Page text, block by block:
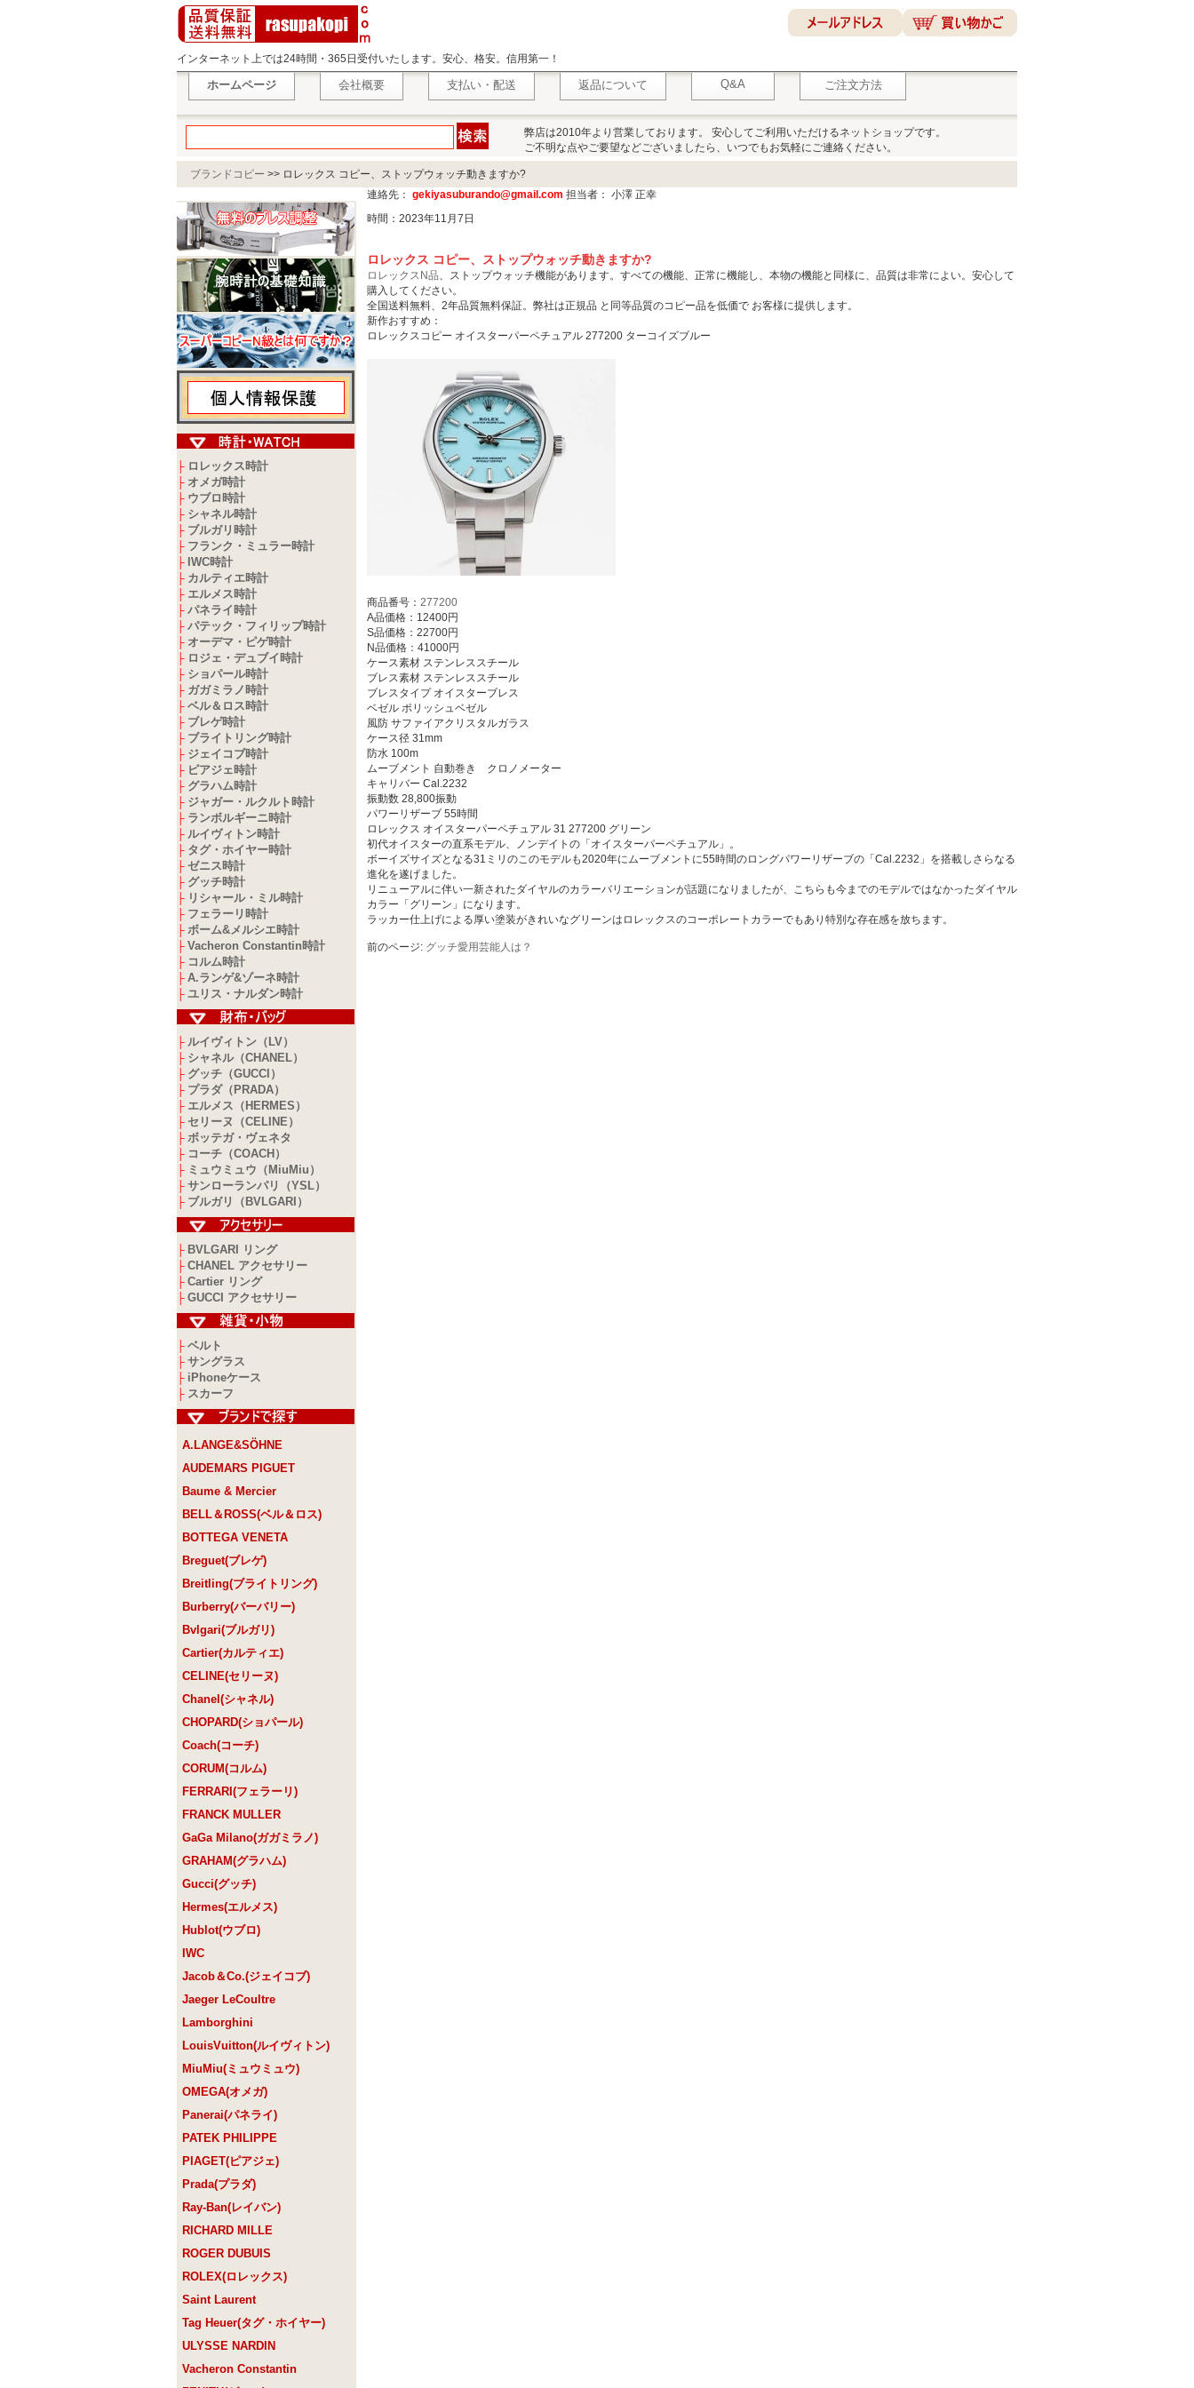
インターネット上では24時間・365日受付いたします。安心、格安。信用第一！
ホームページ 会社概要 支払い・配送 返品について Q&A ご注文方法
弊店は2010年より営業しております。 安心してご利用いただけるネットショップです。
ご不明な点やご要望などございましたら、いつでもお気軽にご連絡ください。
ブランドコピー >> ロレックス コピー、ストップウォッチ動きますか?
├ ロレックス時計
├ オメガ時計
├ ウブロ時計
├ シャネル時計
├ ブルガリ時計
├ フランク・ミュラー時計
├ IWC時計
├ カルティエ時計
├ エルメス時計
├ パネライ時計
├ パテック・フィリップ時計
├ オーデマ・ピゲ時計
├ ロジェ・デュブイ時計
├ ショパール時計
├ ガガミラノ時計
├ ベル＆ロス時計
├ ブレゲ時計
├ ブライトリング時計
├ ジェイコブ時計
├ ピアジェ時計
├ グラハム時計
├ ジャガー・ルクルト時計
├ ランボルギーニ時計
├ ルイヴィトン時計
├ タグ・ホイヤー時計
├ ゼニス時計
├ グッチ時計
├ リシャール・ミル時計
├ フェラーリ時計
├ ボーム&メルシエ時計
├ Vacheron Constantin時計
├ コルム時計
├ A.ランゲ&ゾーネ時計
├ ユリス・ナルダン時計
├ ルイヴィトン（LV）
├ シャネル（CHANEL）
├ グッチ（GUCCI）
├ プラダ（PRADA）
├ エルメス（HERMES）
├ セリーヌ（CELINE）
├ ボッテガ・ヴェネタ
├ コーチ（COACH）
├ ミュウミュウ（MiuMiu）
├ サンローランパリ（YSL）
├ ブルガリ（BVLGARI）
├ BVLGARI リング
├ CHANEL アクセサリー
├ Cartier リング
├ GUCCI アクセサリー
├ ベルト
├ サングラス
├ iPhoneケース
├ スカーフ
A.LANGE&SÖHNE
AUDEMARS PIGUET
Baume & Mercier
BELL＆ROSS(ベル＆ロス)
BOTTEGA VENETA
Breguet(ブレゲ)
Breitling(ブライトリング)
Burberry(バーバリー)
Bvlgari(ブルガリ)
Cartier(カルティエ)
CELINE(セリーヌ)
Chanel(シャネル)
CHOPARD(ショパール)
Coach(コーチ)
CORUM(コルム)
FERRARI(フェラーリ)
FRANCK MULLER
GaGa Milano(ガガミラノ)
GRAHAM(グラハム)
Gucci(グッチ)
Hermes(エルメス)
Hublot(ウブロ)
IWC
Jacob＆Co.(ジェイコブ)
Jaeger LeCoultre
Lamborghini
LouisVuitton(ルイヴィトン)
MiuMiu(ミュウミュウ)
OMEGA(オメガ)
Panerai(パネライ)
PATEK PHILIPPE
PIAGET(ピアジェ)
Prada(プラダ)
Ray-Ban(レイバン)
RICHARD MILLE
ROGER DUBUIS
ROLEX(ロレックス)
Saint Laurent
Tag Heuer(タグ・ホイヤー)
ULYSSE NARDIN
Vacheron Constantin
連絡先： gekiyasuburando@gmail.com 担当者： 小澤 正幸
時間：2023年11月7日
ロレックス コピー、ストップウォッチ動きますか?
ロレックスN品、ストップウォッチ機能があります。すべての機能、正常に機能し、本物の機能と同様に、品質は非常によい。安心して
購入してください。
全国送料無料、2年品質無料保証。弊社は正規品 と同等品質のコピー品を低価で お客様に提供します。
新作おすすめ：
ロレックスコピー オイスターパーペチュアル 277200 ターコイズブルー
商品番号： 277200
A品価格：12400円
S品価格：22700円
N品価格：41000円
ケース素材 ステンレススチール
ブレス素材 ステンレススチール
ブレスタイプ オイスターブレス
ベゼル ポリッシュベゼル
風防 サファイアクリスタルガラス
ケース径 31mm
防水 100m
ムーブメント 自動巻き クロノメーター
キャリバー Cal.2232
振動数 28,800振動
パワーリザーブ 55時間
ロレックス オイスターパーペチュアル 31 277200 グリーン
初代オイスターの直系モデル、ノンデイトの「オイスターパーペチュアル」。
ボーイズサイズとなる31ミリのこのモデルも2020年にムーブメントに55時間のロングパワーリザーブの「Cal.2232」を搭載しさらなる
進化を遂げました。
リニューアルに伴い一新されたダイヤルのカラーバリエーションが話題になりましたが、こちらも今までのモデルではなかったダイヤル
カラー「グリーン」になります。
ラッカー仕上げによる厚い塗装がきれいなグリーンはロレックスのコーポレートカラーでもあり特別な存在感を放ちます。
前のページ: グッチ愛用芸能人は？